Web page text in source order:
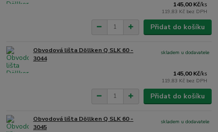
145,00 Kč/ks
119,83 Kč bez DPH
Přidat do košíku
Obvodová lišta Döllken Q SLK 60 -
3044
145,00 Kč/ks
119,83 Kč bez DPH
skladem u dodavatele
Přidat do košíku
Obvodová lišta Döllken Q SLK 60 -
3045
skladem u dodavatele